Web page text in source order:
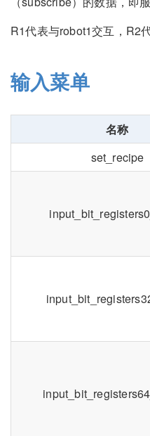
R1代表与robot1交互，R2
输入菜单
名称
set_recipe